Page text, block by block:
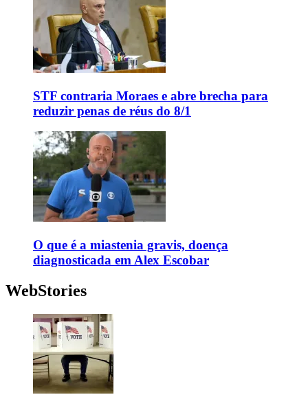
STF contraria Moraes e abre brecha para
reduzir penas de réus do 8/1
O que é a miastenia gravis, doença
diagnosticada em Alex Escobar
WebStories